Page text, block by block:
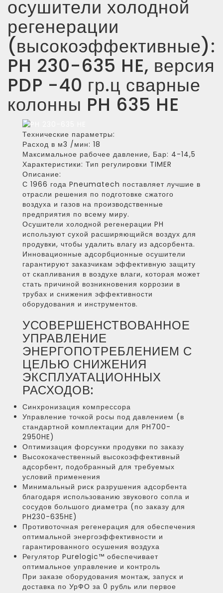
осушители холодной
регенерации
(высокоэффективные):
PH 230-635 HE, версия
PDP -40 гр.ц сварные
колонны PH 635 HE
Технические параметры:
Расход в м3 /мин: 18
Максимальное рабочее давление, Бар: 4-14,5
Характеристики: Тип регулировки TIMER
Описание:
С 1966 года Pneumatech поставляет лучшие в
отрасли решения по подготовке сжатого
воздуха и газов на производственные
предприятия по всему миру.
Осушители холодной регенерации PH
используют сухой расширяющийся воздух для
продувки, чтобы удалить влагу из адсорбента.
Инновационные адсорбционные осушители
гарантируют заказчикам эффективную защиту
от скапливания в воздухе влаги, которая может
стать причиной возникновения коррозии в
трубах и снижения эффективности
оборудования и инструментов.
УСОВЕРШЕНСТВОВАННОЕ
УПРАВЛЕНИЕ
ЭНЕРГОПОТРЕБЛЕНИЕМ С
ЦЕЛЬЮ СНИЖЕНИЯ
ЭКСПЛУАТАЦИОННЫХ
РАСХОДОВ:
Синхронизация компрессора
Управление точкой росы под давлением (в
стандартной комплектации для PH700-
2950HE)
Оптимизация форсунки продувки по заказу
Высококачественный высокоэффективный
адсорбент, подобранный для требуемых
условий применения
Минимальный риск разрушения адсорбента
благодаря использованию звукового сопла и
сосудов большого диаметра (по заказу для
PH230-635HE)
Противоточная регенерация для обеспечения
оптимальной энергоэффективности и
гарантированного осушения воздуха
Регулятор Purelogic™ обеспечивает
оптимальное управление и контроль
При заказе оборудования монтаж, запуск и
доставка по УрФО за 0 рубль или первое